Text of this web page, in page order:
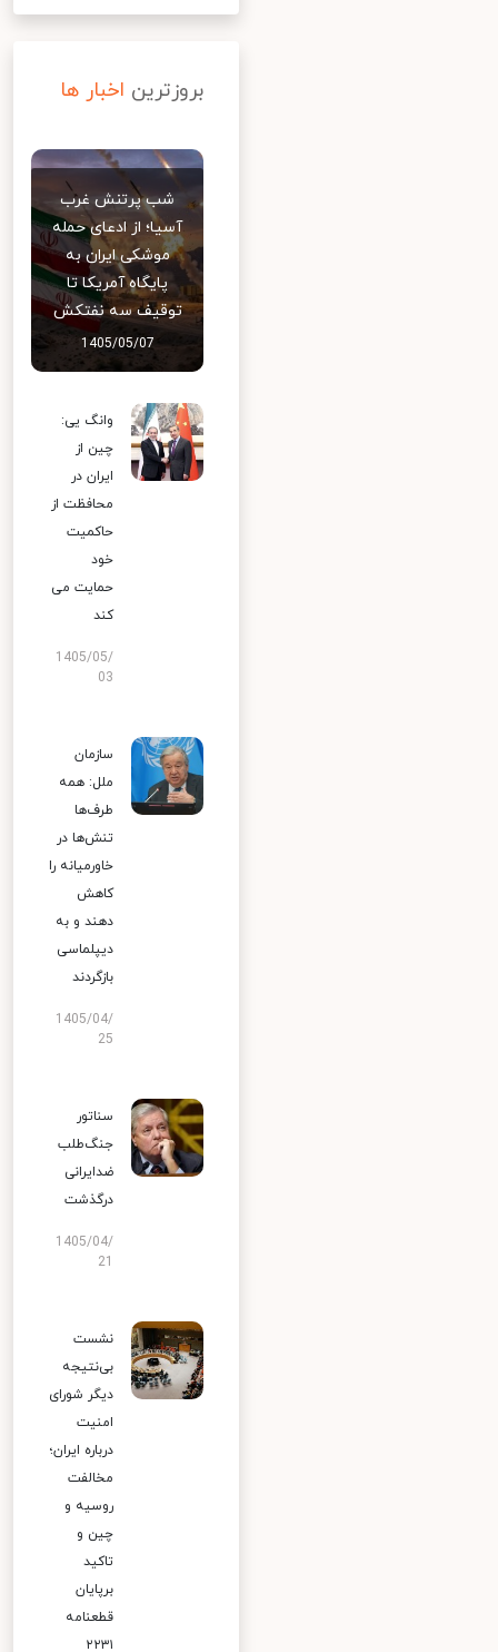
بروزترین اخبار ها
شب پرتنش غرب
آسیا؛ از ادعای حمله
موشکی ایران به
پایگاه آمریکا تا
توقیف سه نفتکش
1405/05/07
وانگ یی:
چین از
ایران در
محافظت از
حاکمیت
خود
حمایت می
کند
1405/05/
03
سازمان
ملل: همه
طرف‌ها
تنش‌ها در
خاورمیانه را
کاهش
دهند و به
دیپلماسی
بازگردند
1405/04/
25
سناتور
جنگ‌طلب
ضدایرانی
درگذشت
1405/04/
نشست
بی‌نتیجه
دیگر شورای
امنیت
درباره ایران؛
مخالفت
روسیه و
چین و
تاکید
برپایان
قطعنامه
۲۲۳۱